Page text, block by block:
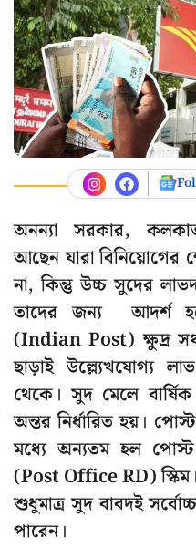
অনন্যা সরকার,
আছেন যারা বিনিয়োগের
না, কিন্তু উচ্চ সুদের
তাদের জন্য আদর্শ
(Indian Post) ক্ষুদ্র
ছাড়াই উল্ল্যেখযোগ্য
থেকে। সুদ মেলে
অন্তর নির্ধারিত হয়।
মধ্যে অন্যতম হল
(Post Office RD)
শুধুমাত্র সুদ বাবদই
পারেন।